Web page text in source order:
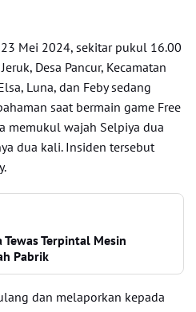
Mei 2024, sekitar pukul 16.00
Desa Pancur, Kecamatan
Luna, dan Feby sedang
saat bermain game Free
memukul wajah Selpiya dua
dua kali. Insiden tersebut
Tewas Terpintal Mesin
Pabrik
dan melaporkan kepada